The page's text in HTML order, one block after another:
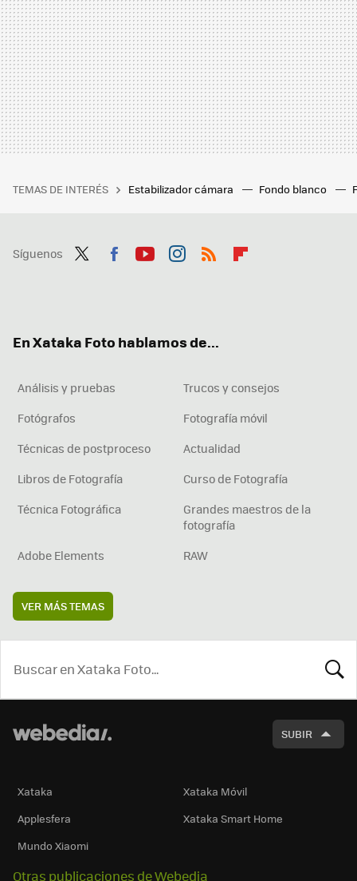
TEMAS DE INTERÉS Estabilizador cámara Fondo blanco
Síguenos
En Xataka Foto hablamos de...
Análisis y pruebas
Trucos y consejos
Fotógrafos
Fotografía móvil
Técnicas de postproceso
Actualidad
Libros de Fotografía
Curso de Fotografía
Técnica Fotográfica
Grandes maestros de la
fotografía
Adobe Elements
RAW
VER MÁS TEMAS
SUBIR
Xataka
Xataka Móvil
Applesfera
Xataka Smart Home
Mundo Xiaomi
Otras publicaciones de Webedia